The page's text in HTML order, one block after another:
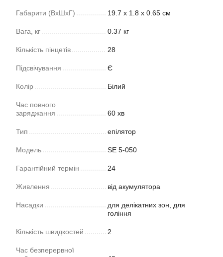
Габарити (ВхШхГ) 19.7 х 1.8 х 0.65 см
Вага, кг 0.37 кг
Кількість пінцетів 28
Підсвічування Є
Колір Білий
Час повного
заряджання
60 хв
Тип епілятор
Модель SE 5-050
Гарантійний термін 24
Живлення від акумулятора
Насадки
для делікатних зон, для
гоління
Кількість швидкостей 2
Час безперервної